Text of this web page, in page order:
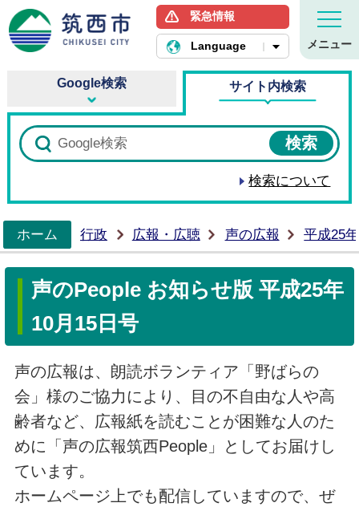
筑西市ホームページ
緊急情報
Language メニュー
Google検索 サイト内検索
検索について
ホーム
行政 広報・広聴 声の広報 平成25
声のPeople お知らせ版 平成25年
10月15日号
声の広報は、朗読ボランティア「野ばらの
会」様のご協力により、目の不自由な人や高
齢者など、広報紙を読むことが困難な人のた
めに「声の広報筑西People」としてお届けし
ています。
ホームページ上でも配信していますので、ぜ